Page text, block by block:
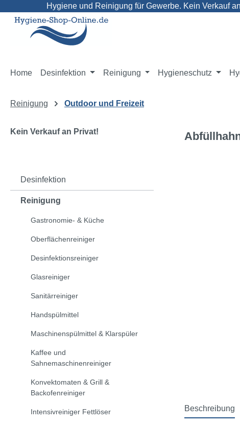
Hauptinhalt springen
Zur Suche springen
Zur Hauptnavigation springen
Hygiene und Reinigung für Gewerbe. Kein Verkauf
Home Desinfektion Reinigung Hygieneschutz
Reinigung Outdoor und Freizeit
Kein Verkauf an Privat!
Desinfektion
Reinigung
Gastronomie- & Küche
Oberflächenreiniger
Desinfektionsreiniger
Glasreiniger
Sanitärreiniger
Handspülmittel
Maschinenspülmittel & Klarspüler
Kaffee und
Sahnemaschinenreiniger
Konvektomaten & Grill &
Backofenreiniger
Intensivreiniger Fettlöser Beschreibung